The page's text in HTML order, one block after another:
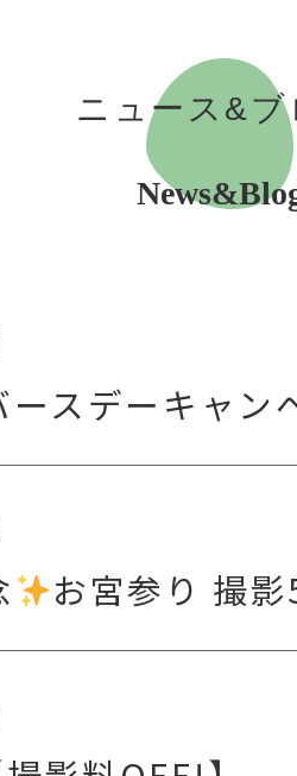
ニュース&
スデーキャン
お宮参り 撮